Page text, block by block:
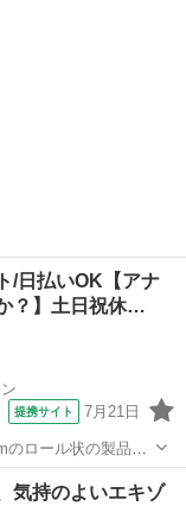
/日払いOK【アナ
？】土日祝休…
提携サイト 7月21日
ロール状の製品を
)でのピッキング出荷
ペット、 壁紙、 カ
気持のよいエキゾ